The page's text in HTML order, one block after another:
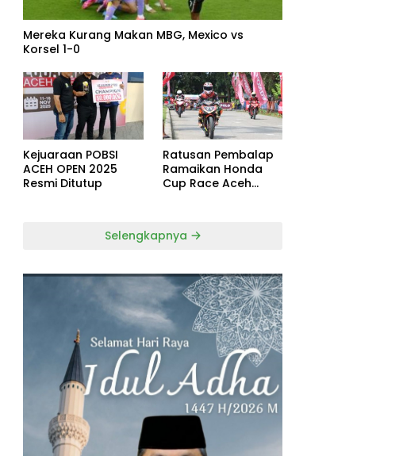
Mereka Kurang Makan MBG, Mexico vs
Korsel 1-0
Kejuaraan POBSI
ACEH OPEN 2025
Resmi Ditutup
Ratusan Pembalap
Ramaikan Honda
Cup Race Aceh
Selengkapnya